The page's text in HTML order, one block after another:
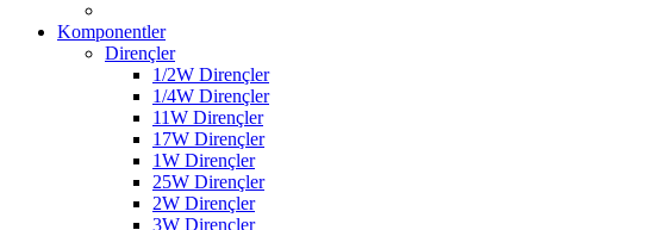
Komponentler
Dirençler
1/2W Dirençler
1/4W Dirençler
11W Dirençler
17W Dirençler
1W Dirençler
25W Dirençler
2W Dirençler
3W Dirençler